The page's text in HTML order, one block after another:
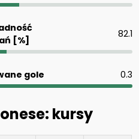
[%]
82.1
gole 0.3
kursy